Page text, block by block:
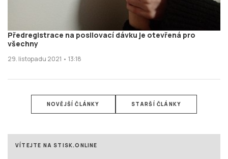
Předregistrace na posilovací dávku je otevřená pro
všechny
29. listopadu 2021 • 13:18
NOVĚJŠÍ ČLÁNKY STARŠÍ ČLÁNKY
VÍTEJTE NA STISK.ONLINE